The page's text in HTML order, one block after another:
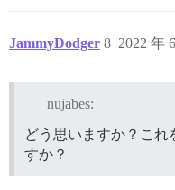
JammyDodger 2022 年
8
nujabes:
どう思いますか？こ
すか？